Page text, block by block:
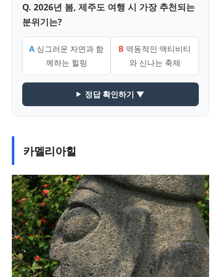
Q. 2026년 봄, 제주도 여행 시 가장 추천되는
분위기는?
A 싱그러운 자연과 함
께하는 힐링
B 역동적인 액티비티
와 신나는 축제
정답 확인하기 ▼
카멜리아힐